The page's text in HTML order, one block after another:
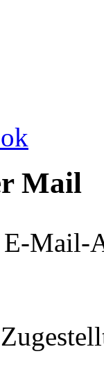
Mail
E-Mail-